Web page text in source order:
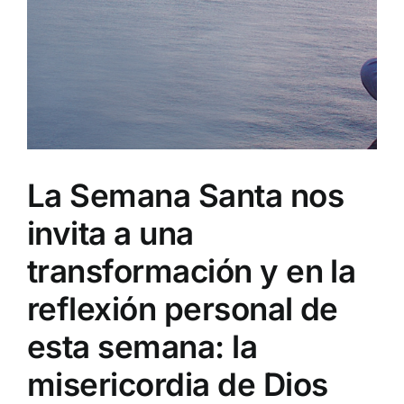
La Semana Santa nos
invita a una
transformación y en la
reflexión personal de
esta semana: la
misericordia de Dios